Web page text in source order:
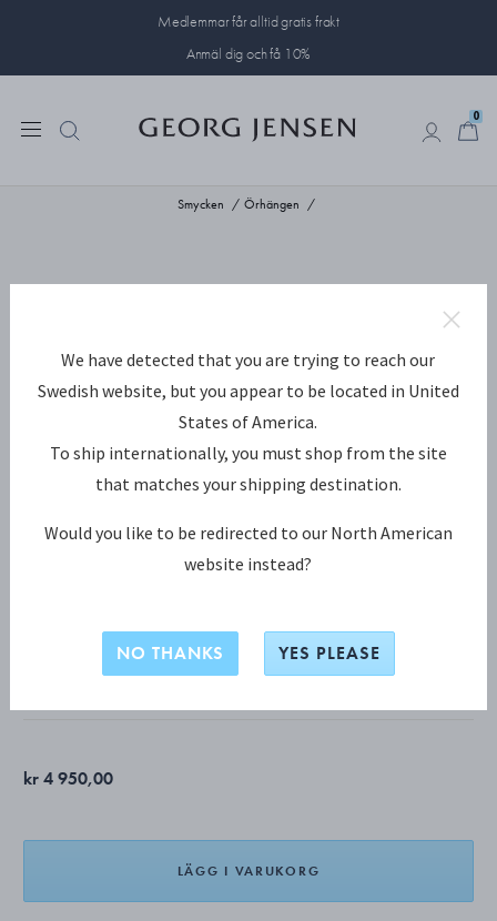
Medlemmar får alltid gratis frakt
Anmäl dig och få 10%
0
Smycken Örhängen
Offspring örhängen, mellan
kr 4 950,00
LÄGG I VARUKORG
We have detected that you are trying to reach our
Swedish website, but you appear to be located in United
States of America.
To ship internationally, you must shop from the site
that matches your shipping destination.
Would you like to be redirected to our North American
website instead?
NO THANKS YES PLEASE